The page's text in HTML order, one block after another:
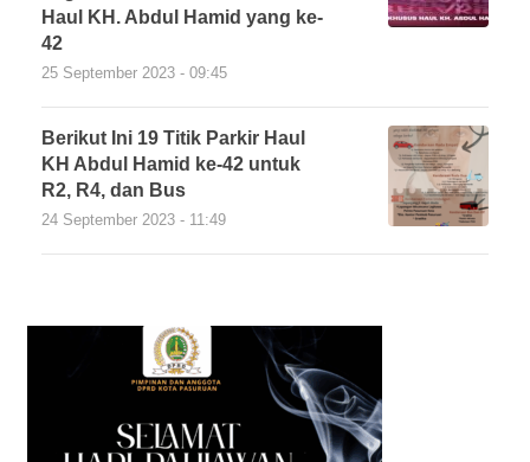
Haul KH. Abdul Hamid yang ke-
42
25 September 2023 - 09:45
Berikut Ini 19 Titik Parkir Haul
KH Abdul Hamid ke-42 untuk
R2, R4, dan Bus
24 September 2023 - 11:49